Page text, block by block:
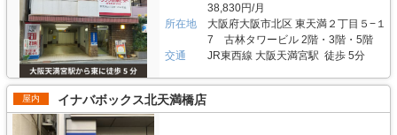
38,830円/月
所在地
大阪府大阪市北区 東天満２丁目５−１
7 古林タワービル 2階・3階・5階
交通
JR東西線 大阪天満宮駅 徒歩 5分
屋内 イナバボックス北天満橋店